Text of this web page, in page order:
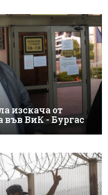
изскача от
във ВиК - Бургас